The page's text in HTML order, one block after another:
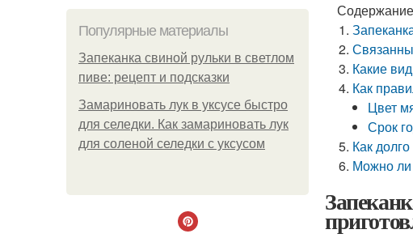
Популярные материалы
Запеканка свиной рульки в светлом
пиве: рецепт и подсказки
Замариновать лук в уксусе быстро
для селедки. Как замариновать лук
для соленой селедки с уксусом
Содержание
Какие
Как
Цвет
Срок
Как
Можно ли